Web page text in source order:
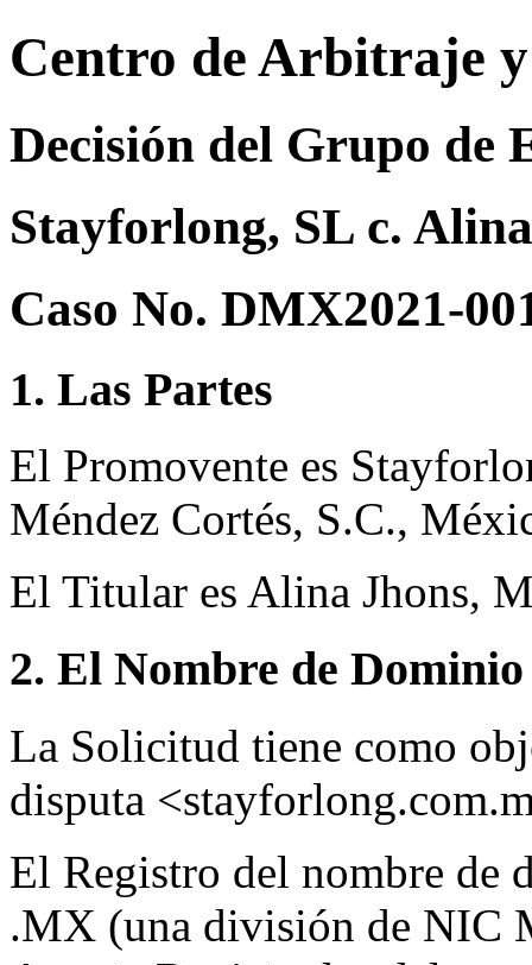
Centro de Arbitraje
Decisión del Grupo de
Stayforlong, SL c.
Caso No. DMX2021-
1. Las Partes
El Promovente es
Méndez Cortés, S.C.,
El Titular es Alina Jhons,
2. El Nombre de
La Solicitud tiene como
disputa
El Registro del nombre de
.MX (una división de NIC